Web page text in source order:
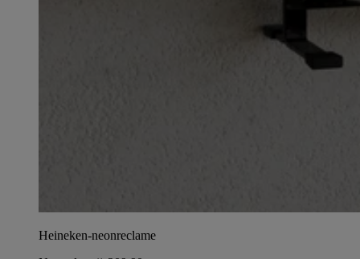
Heineken-neonreclame